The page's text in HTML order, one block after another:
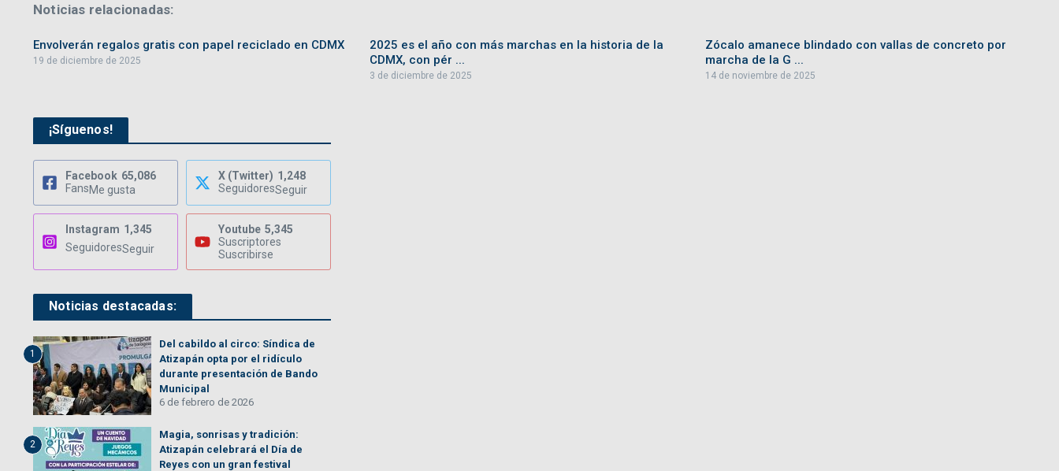
Noticias relacionadas:
Envolverán regalos gratis con papel reciclado en CDMX
19 de diciembre de 2025
2025 es el año con más marchas en la historia de la
CDMX, con pér ...
3 de diciembre de 2025
Zócalo amanece blindado con vallas de concreto por
marcha de la G ...
14 de noviembre de 2025
¡Síguenos!
Facebook 65,086
FansMe gusta
X (Twitter) 1,248
SeguidoresSeguir
Instagram 1,345
SeguidoresSeguir
Youtube 5,345
Suscriptores
Suscribirse
Noticias destacadas:
1
Del cabildo al circo: Síndica de
Atizapán opta por el ridículo
durante presentación de Bando
Municipal
6 de febrero de 2026
2
Magia, sonrisas y tradición:
Atizapán celebrará el Día de
Reyes con un gran festival